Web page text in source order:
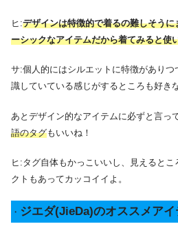
ヒ:デザインは特徴的で着るの難しそう
ーシックなアイテムだから着てみると使
サ:個人的にはシルエットに特徴があり
識していている感じがするところも好き
あとデザイン的なアイテムに必ずと言っ
語のタグもいいね！
ヒ:タグ自体もかっこいいし、見えると
クトもあってカッコイイよ。
・ ジエダ(JieDa)のオススメアイ